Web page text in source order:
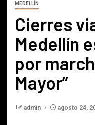
MEDELLÍN
Cierres
Medellín
por
Mayor”
admin agosto 24,